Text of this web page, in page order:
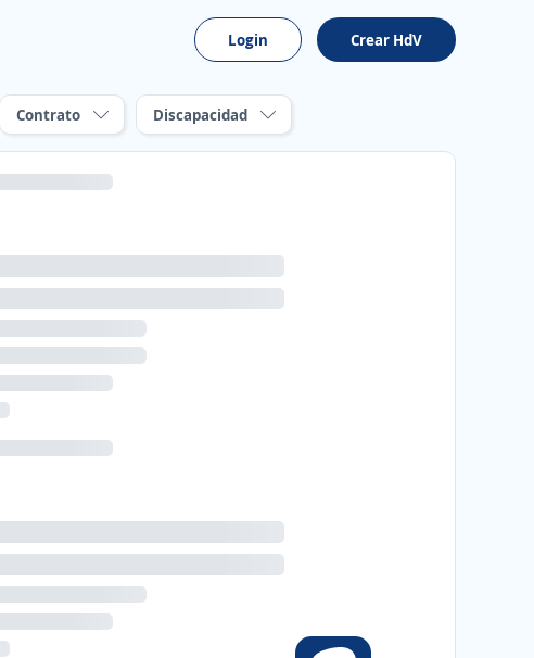
Login Crear HdV
Contrato Discapacidad